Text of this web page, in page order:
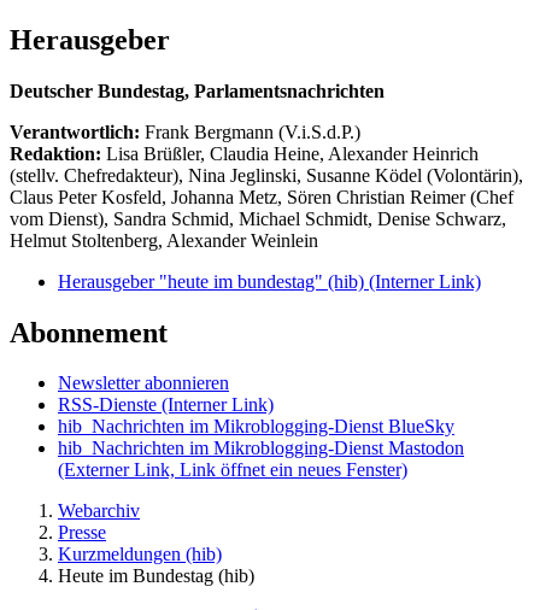
Herausgeber
Deutscher Bundestag, Parlamentsnachrichten
Verantwortlich: Frank Bergmann (V.i.S.d.P.)
Redaktion: Lisa Brüßler, Claudia Heine, Alexander Heinrich
(stellv. Chefredakteur), Nina Jeglinski, Susanne Ködel (Volontärin),
Claus Peter Kosfeld, Johanna Metz, Sören Christian Reimer (Chef
vom Dienst), Sandra Schmid, Michael Schmidt, Denise Schwarz,
Helmut Stoltenberg, Alexander Weinlein
Herausgeber "heute im bundestag" (hib) (Interner Link)
Abonnement
Newsletter abonnieren
RSS-Dienste (Interner Link)
hib_Nachrichten im Mikroblogging-Dienst BlueSky
hib_Nachrichten im Mikroblogging-Dienst Mastodon
(Externer Link, Link öffnet ein neues Fenster)
Webarchiv
Presse
Kurzmeldungen (hib)
Heute im Bundestag (hib)